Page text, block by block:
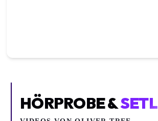
HÖRPROBE &